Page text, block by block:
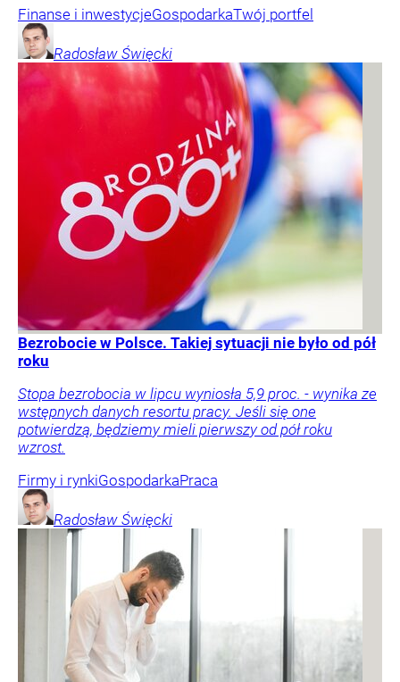
Finanse i inwestycjeGospodarkaTwój portfel
Radosław Święcki
Bezrobocie w Polsce. Takiej sytuacji nie było od pół
roku
Stopa bezrobocia w lipcu wyniosła 5,9 proc. - wynika ze
wstępnych danych resortu pracy. Jeśli się one
potwierdzą, będziemy mieli pierwszy od pół roku
wzrost.
Firmy i rynkiGospodarkaPraca
Radosław Święcki